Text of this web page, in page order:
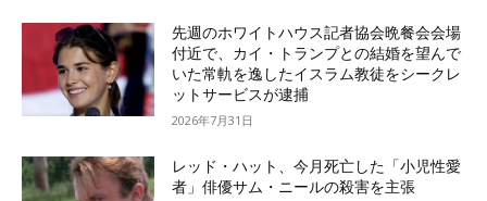
先週のホワイトハウス記者協会晩餐会会場
付近で、カイ・トランプとの結婚を望んで
いた常軌を逸したイスラム教徒をシークレ
ットサービスが逮捕
2026年7月31日
レッド・ハット、今月死亡した「小児性愛
者」俳優サム・ニールの殺害を主張